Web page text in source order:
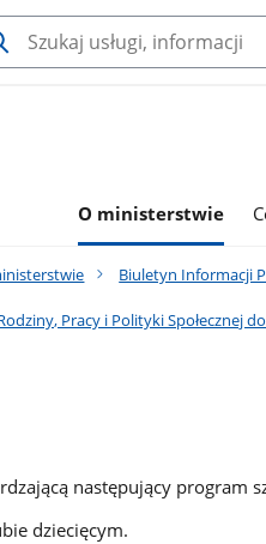
O ministerstwie
Biuletyn Informacji
Pracy i Polityki Społecznej
następujący program
dziecięcym.